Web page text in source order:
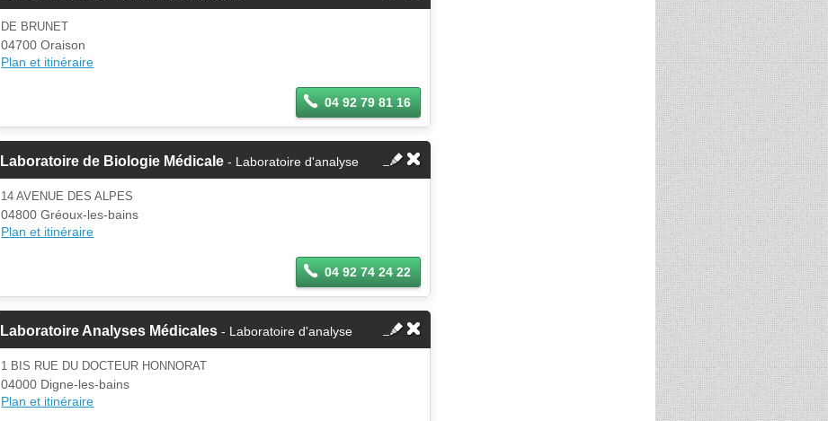
DE BRUNET
04700 Oraison
Plan et itinéraire
04 92 79 81 16
Laboratoire de Biologie Médicale - Laboratoire d'analyse
14 AVENUE DES ALPES
04800 Gréoux-les-bains
Plan et itinéraire
04 92 74 24 22
Laboratoire Analyses Médicales - Laboratoire d'analyse
1 BIS RUE DU DOCTEUR HONNORAT
04000 Digne-les-bains
Plan et itinéraire